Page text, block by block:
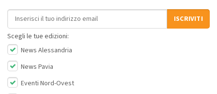
Indirizzo email
ISCRIVITI
Scegli le tue edizioni:
News Alessandria
News Pavia
Eventi Nord-Ovest